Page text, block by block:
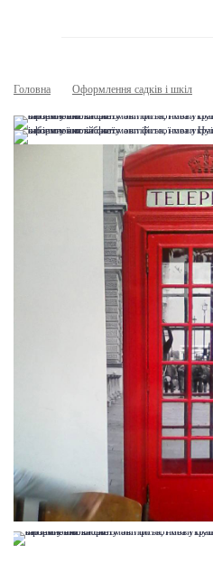
Головна Оформлення садків і шкіл